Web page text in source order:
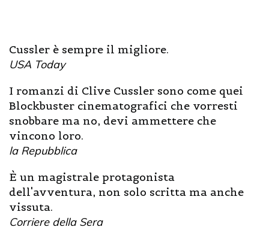
Cussler è sempre il migliore.
USA Today
I romanzi di Clive Cussler sono come quei
Blockbuster cinematografici che vorresti
snobbare ma no, devi ammettere che
vincono loro.
la Repubblica
È un magistrale protagonista
dell'avventura, non solo scritta ma anche
vissuta.
Corriere della Sera